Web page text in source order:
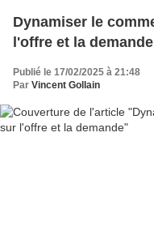
Dynamiser le
l'offre et la demande
Publié le 17/02/2025 à 21:48
Par Vincent Gollain